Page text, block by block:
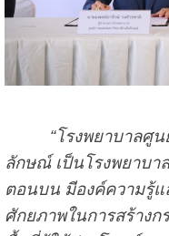
“โรงพยาบาลศู
ลักษณ์ เป็นโรงพยาบ
ตอนบน มีองค์ความรู้
ศักยภาพในการสร้าง